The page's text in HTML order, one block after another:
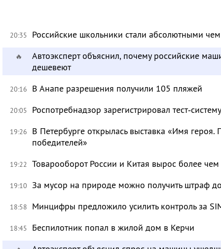
20:35 Российские школьники стали абсолютными
🔥
Автоэксперт объяснил, почему российские
дешевеют
20:16 В Анапе разрешения получили 105 пляжей
20:05 Роспотребнадзор зарегистрировал
19:26
В Петербурге открылась выставка «Имя героя.
победителей»
19:22 Товарооборот России и Китая вырос более чем
19:10 За мусор на природе можно получить штраф
18:58 Минцифры предложило усилить контроль за
18:45 Беспилотник попал в жилой дом в Керчи